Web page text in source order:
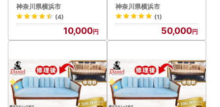
×3枚） AJV0001
神奈川県横浜市
(4)
10,000
様体験チケット】 AOM0
004
神奈川県横浜市
(1)
50,000